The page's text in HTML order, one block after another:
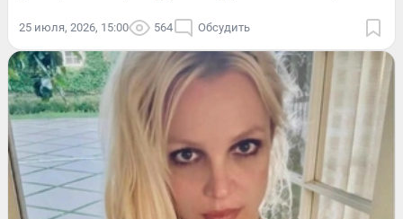
25 июля, 2026, 15:00 564 Обсудить